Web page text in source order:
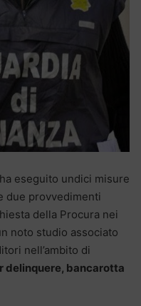
ha eseguito undici misure
due provvedimenti
della Procura nei
noto studio associato
nell’ambito di
delinquere, bancarotta